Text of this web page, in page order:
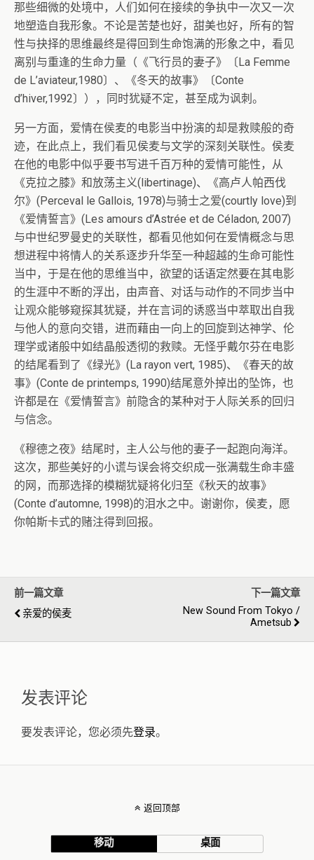
那些细微的处境中，人们如何在接续的争执中一次又一次
地塑造自我形象。不论是苦楚也好，甜美也好，所有的智
性与抉择的思维最终是得回到生命饱满的形象之中，看见
离别与重逢的生命力量（《飞行员的妻子》〔La Femme
de L’aviateur,1980〕、《冬天的故事》〔Conte
d’hiver,1992〕），同时犹疑不定，甚至成为讽刺。
另一方面，爱情在侯麦的电影当中扮演的却是救赎般的奇
迹，在此点上，我们看见侯麦与文学的深刻关联性。侯麦
在他的电影中似乎要书写进千百万种的爱情可能性，从
《克拉之膝》和放荡主义(libertinage)、《高卢人帕西伐
尔》(Perceval le Gallois, 1978)与骑士之爱(courtly love)到
《爱情誓言》(Les amours d’Astrée et de Céladon, 2007)
与中世纪罗曼史的关联性，都看见他如何在爱情概念与思
想进程中将情人的关系逐步升华至一种超越的生命可能性
当中，于是在他的思维当中，欲望的话语定然要在其电影
的生涯中不断的浮出，由声音、对话与动作的不同步当中
让观众能够窥探其犹疑，并在言词的诱惑当中萃取出自我
与他人的意向交错，进而藉由一向上的回旋到达神学、伦
理学或诸般中如结晶般透彻的救赎。无怪乎戴尔芬在电影
的结尾看到了《绿光》(La rayon vert, 1985)、《春天的故
事》(Conte de printemps, 1990)结尾意外掉出的坠饰，也
许都是在《爱情誓言》前隐含的某种对于人际关系的回归
与信念。
《穆德之夜》结尾时，主人公与他的妻子一起跑向海洋。
这次，那些美好的小谎与误会将交织成一张满载生命丰盛
的网，而那选择的模糊犹疑将化归至《秋天的故事》
(Conte d’automne, 1998)的泪水之中。谢谢你，侯麦，愿
你帕斯卡式的赌注得到回报。
前一篇文章
亲爱的侯麦
下一篇文章
New Sound From Tokyo /
Ametsub
发表评论
要发表评论，您必须先登录。
返回顶部
移动 桌面